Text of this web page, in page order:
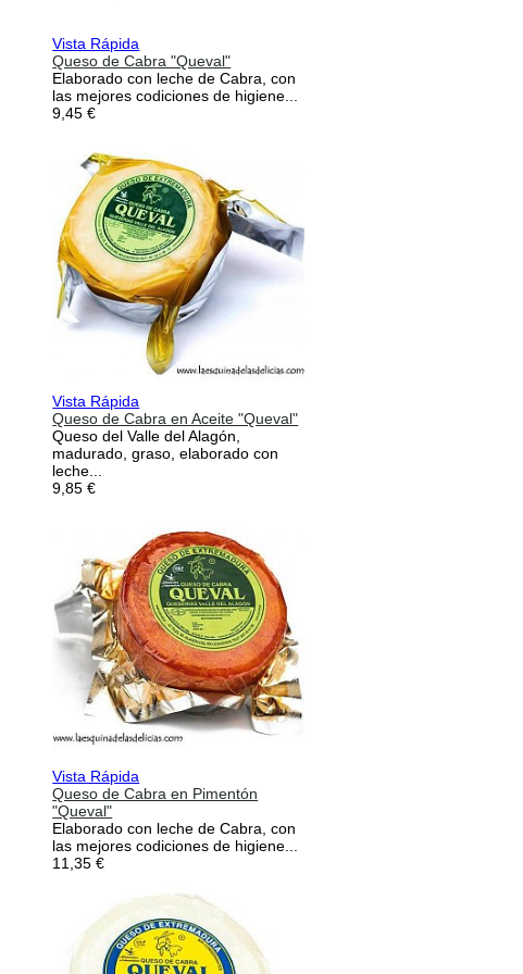
Vista Rápida
Queso de Cabra "Queval"
Elaborado con leche de Cabra, con
las mejores codiciones de higiene...
9,45 €
Vista Rápida
Queso de Cabra en Aceite "Queval"
Queso del Valle del Alagón,
madurado, graso, elaborado con
leche...
9,85 €
Vista Rápida
Queso de Cabra en Pimentón
"Queval"
Elaborado con leche de Cabra, con
las mejores codiciones de higiene...
11,35 €